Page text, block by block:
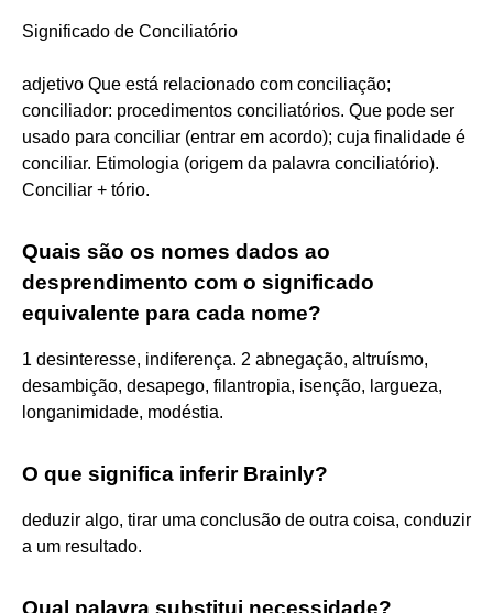
Significado de Conciliatório
adjetivo Que está relacionado com conciliação;
conciliador: procedimentos conciliatórios. Que pode ser
usado para conciliar (entrar em acordo); cuja finalidade é
conciliar. Etimologia (origem da palavra conciliatório).
Conciliar + tório.
Quais são os nomes dados ao
desprendimento com o significado
equivalente para cada nome?
1 desinteresse, indiferença. 2 abnegação, altruísmo,
desambição, desapego, filantropia, isenção, largueza,
longanimidade, modéstia.
O que significa inferir Brainly?
deduzir algo, tirar uma conclusão de outra coisa, conduzir
a um resultado.
Qual palavra substitui necessidade?